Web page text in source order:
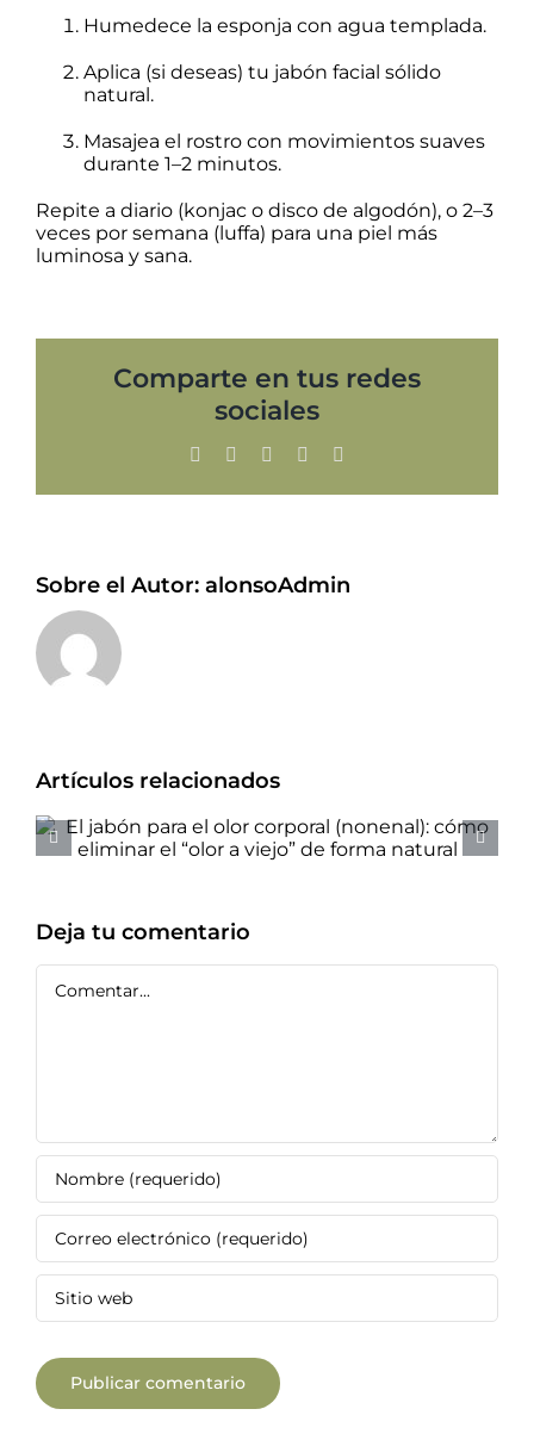
Humedece la esponja con agua templada.
Aplica (si deseas) tu jabón facial sólido
natural.
Masajea el rostro con movimientos suaves
durante 1–2 minutos.
Repite a diario (konjac o disco de algodón), o 2–3
veces por semana (luffa) para una piel más
luminosa y sana.
Comparte en tus redes
sociales
Facebook LinkedInWhatsApp
Sobre el Autor: alonsoAdmin
Artículos relacionados
El jabón para el olor corporal
(nonenal): cómo eliminar el
“olor a viejo” de forma
Deja tu comentario
Comentar